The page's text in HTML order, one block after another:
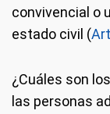
convivencial o
estado civil (
¿Cuáles son
las personas